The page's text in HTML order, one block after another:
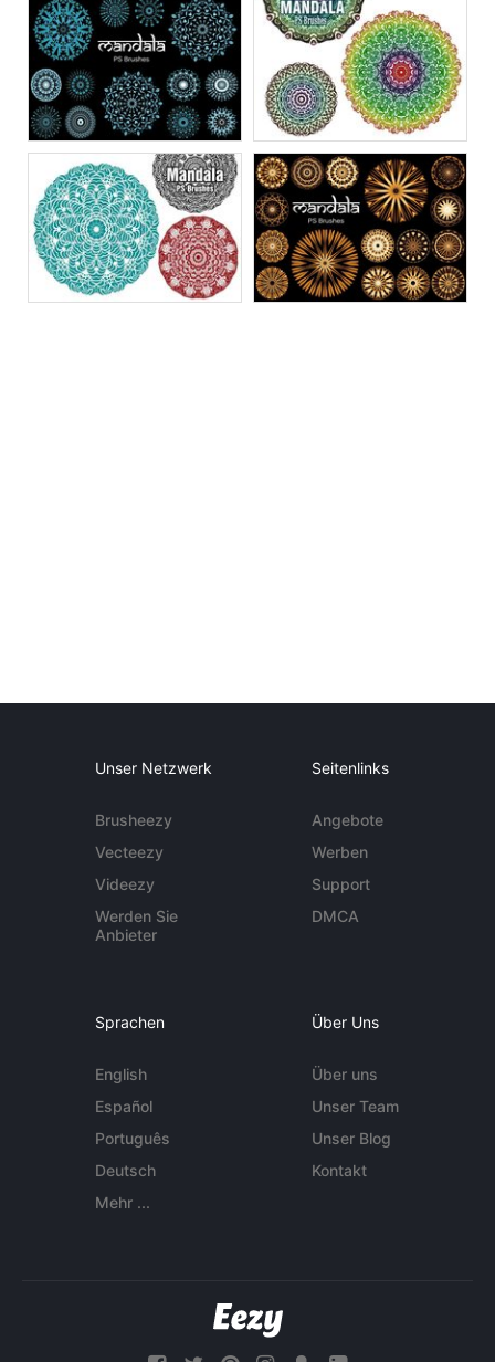
Unser Netzwerk
Brusheezy
Vecteezy
Videezy
Werden Sie
Anbieter
Seitenlinks
Angebote
Werben
Support
DMCA
Sprachen
English
Español
Português
Deutsch
Mehr ...
Über Uns
Über uns
Unser Team
Unser Blog
Kontakt